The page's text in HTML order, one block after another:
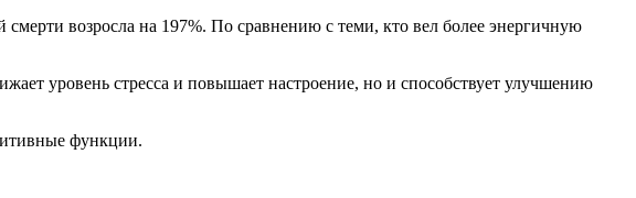
возросла на 197%. По сравнению с теми, кто вел более энергичную
уровень стресса и повышает настроение, но и способствует улучшению
функции.